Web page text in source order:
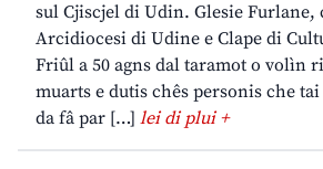
sul Cjiscjel di Udin. Glesie Furlane,
Arcidiocesi di Udine e Clape di
Friûl a 50 agns dal taramot o volìn
muarts e dutis chês personis che
da fâ par […] lei di plui +